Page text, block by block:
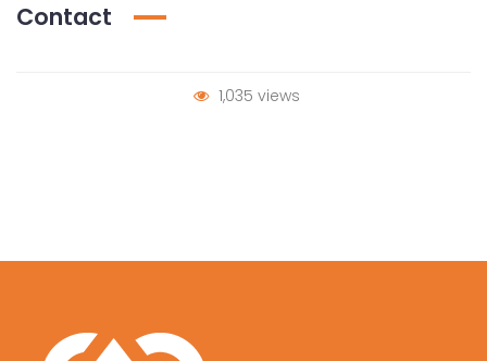
Contact
1,035 views